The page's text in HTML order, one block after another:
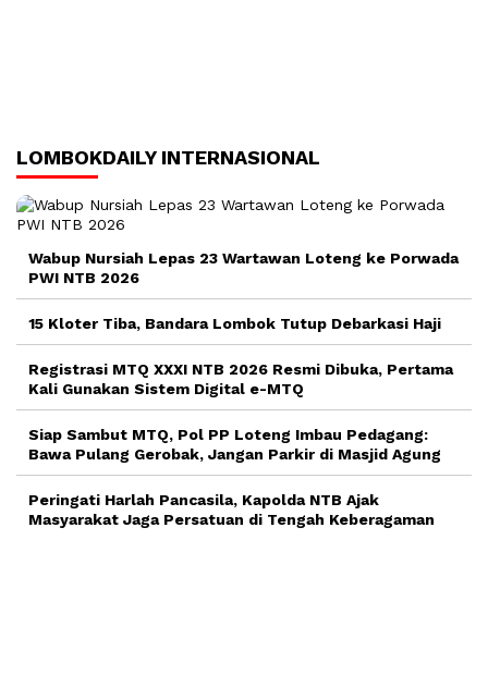
LOMBOKDAILY INTERNASIONAL
Wabup Nursiah Lepas 23 Wartawan Loteng ke Porwada
PWI NTB 2026
15 Kloter Tiba, Bandara Lombok Tutup Debarkasi Haji
Registrasi MTQ XXXI NTB 2026 Resmi Dibuka, Pertama
Kali Gunakan Sistem Digital e-MTQ
Siap Sambut MTQ, Pol PP Loteng Imbau Pedagang:
Bawa Pulang Gerobak, Jangan Parkir di Masjid Agung
Peringati Harlah Pancasila, Kapolda NTB Ajak
Masyarakat Jaga Persatuan di Tengah Keberagaman